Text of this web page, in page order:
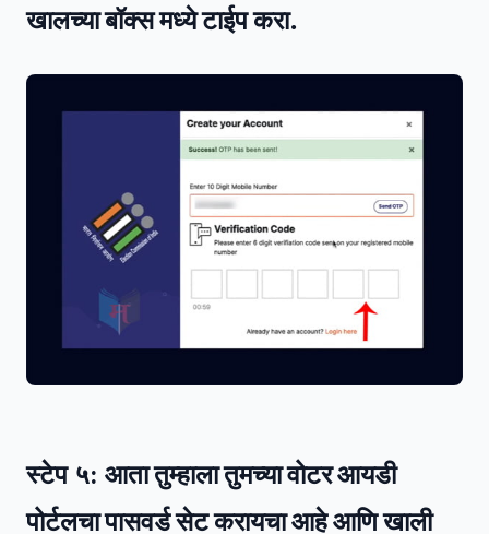
खालच्या बॉक्स मध्ये टाईप करा.
स्टेप ५: आता तुम्हाला तुमच्या वोटर आयडी
पोर्टलचा पासवर्ड सेट करायचा आहे आणि खाली